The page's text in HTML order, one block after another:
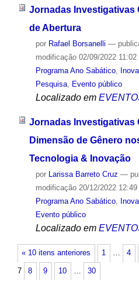
Jornadas Investigativas
de Abertura
por Rafael Borsanelli —
modificação02/09/2022 11:02
Programa Ano Sabático,
Pesquisa, Evento público
Localizado em
Jornadas Investigativas
Dimensão de Gênero
Tecnologia & Inovação
por Larissa Barreto Cruz —
modificação20/12/2022 12:49
Programa Ano Sabático,
Evento público
Localizado em
« 10 itens anteriores 1 … 4
7 8 9 10 … 30